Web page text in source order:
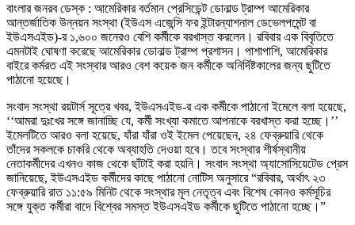
বাংলার জনরব ডেস্ক : আমেরিকার বর্তমান প্রেসিডেন্ট ডোনাল্ড ট্রাম্প আমেরিকার
আন্তর্জাতিক উন্নয়ন সংস্থা (ইউএস এজেন্সি ফর ইন্টারন্যাশনাল ডেভেলপমেন্ট বা
ইউএসএইড)-র ১,৬০০ জনেরও বেশি কর্মীকে বরখাস্ত করলেন। রবিবার এক বিবৃতিতে
এমনটাই ঘোষণা করেছে আমেরিকার ডোনাল্ড ট্রাম্প প্রশাসন। পাশাপাশি, আমেরিকার
বাইরে কর্মরত এই সংস্থার আরও বেশ কয়েক জন কর্মীকে অনির্দিষ্টকালের জন্য ছুটিতে
পাঠানো হয়েছে।
সংবাদ সংস্থা রয়টার্স সূত্রে খবর, ইউএসএইড-র এক কর্মীকে পাঠানো ইমেলে বলা হয়েছে,
‘‘আমরা দুঃখের সঙ্গে জানাচ্ছি যে, কর্মী সংখ্যা কমাতে আপনাকে বরখাস্ত করা হচ্ছে।’’
ইমেলটিতে আরও বলা হয়েছে, যাঁরা যাঁরা ওই ইমেল পেয়েছেন, ২৪ ফেব্রুয়ারি থেকে
তাঁদের সকলকে চাকরি থেকে অব্যাহতি দেওয়া হবে। তবে সংস্থার শীর্ষস্থানীয়
নেতাকর্মীদের এখনও কাজ থেকে ছাঁটাই করা হয়নি। সংবাদ সংস্থা অ্যাসোসিয়েটেড প্রেস
জানিয়েছে, ইউএসএইড কর্মীদের কাছে পাঠানো নোটিস অনুসারে “রবিবার, অর্থাৎ ২৩
ফেব্রুয়ারি রাত ১১:৫৯ মিনিট থেকে সংস্থার মূল নেতৃত্ব এবং বিশেষ কোনও কর্মসূচির
সঙ্গে যুক্ত কর্মীরা বাদে বিশ্বের সমস্ত ইউএসএইড কর্মীকে ছুটিতে পাঠানো হচ্ছে।”